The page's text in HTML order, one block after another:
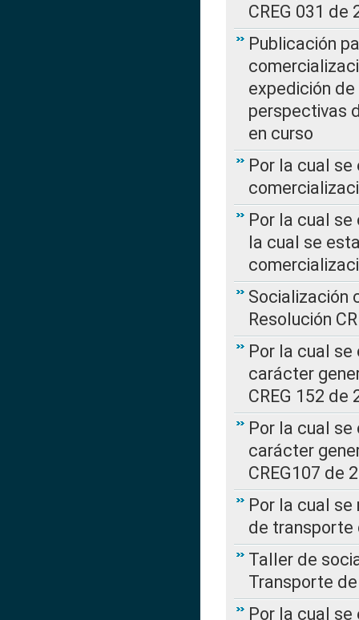
CREG 031 de
Publicación
expedición de
perspectivas
en curso
Por la cual
Por la cual se
la cual se
Socialización
Resolución
Por la cual
carácter
CREG 152 de
Por la cual
carácter
CREG107 de
Por la cual
de transporte
Taller de
Transporte
Por la cual